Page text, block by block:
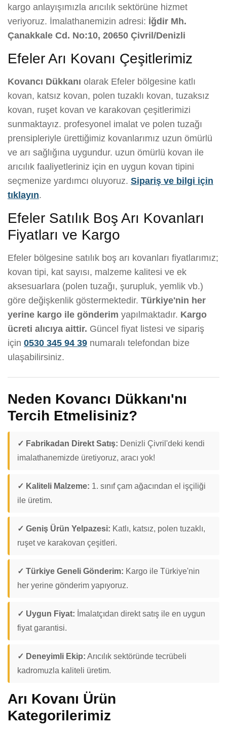
kargo anlayışımızla arıcılık sektörüne hizmet
veriyoruz. İmalathanemizin adresi: İğdir Mh.
Çanakkale Cd. No:10, 20650 Çivril/Denizli
Efeler Arı Kovanı Çeşitlerimiz
Kovancı Dükkanı olarak Efeler bölgesine katlı
kovan, katsız kovan, polen tuzaklı kovan, tuzaksız
kovan, ruşet kovan ve karakovan çeşitlerimizi
sunmaktayız. profesyonel imalat ve polen tuzağı
prensipleriyle ürettiğimiz kovanlarımız uzun ömürlü
ve arı sağlığına uygundur. uzun ömürlü kovan ile
arıcılık faaliyetleriniz için en uygun kovan tipini
seçmenize yardımcı oluyoruz. Sipariş ve bilgi için
tıklayın.
Efeler Satılık Boş Arı Kovanları
Fiyatları ve Kargo
Efeler bölgesine satılık boş arı kovanları fiyatlarımız;
kovan tipi, kat sayısı, malzeme kalitesi ve ek
aksesuarlara (polen tuzağı, şurupluk, yemlik vb.)
göre değişkenlik göstermektedir. Türkiye'nin her
yerine kargo ile gönderim yapılmaktadır. Kargo
ücreti alıcıya aittir. Güncel fiyat listesi ve sipariş
için 0530 345 94 39 numaralı telefondan bize
ulaşabilirsiniz.
Neden Kovancı Dükkanı'nı
Tercih Etmelisiniz?
✓ Fabrikadan Direkt Satış: Denizli Çivril'deki kendi
imalathanemizde üretiyoruz, aracı yok!
✓ Kaliteli Malzeme: 1. sınıf çam ağacından el işçiliği
ile üretim.
✓ Geniş Ürün Yelpazesi: Katlı, katsız, polen tuzaklı,
ruşet ve karakovan çeşitleri.
✓ Türkiye Geneli Gönderim: Kargo ile Türkiye'nin
her yerine gönderim yapıyoruz.
✓ Uygun Fiyat: İmalatçıdan direkt satış ile en uygun
fiyat garantisi.
✓ Deneyimli Ekip: Arıcılık sektöründe tecrübeli
kadromuzla kaliteli üretim.
Arı Kovanı Ürün
Kategorilerimiz